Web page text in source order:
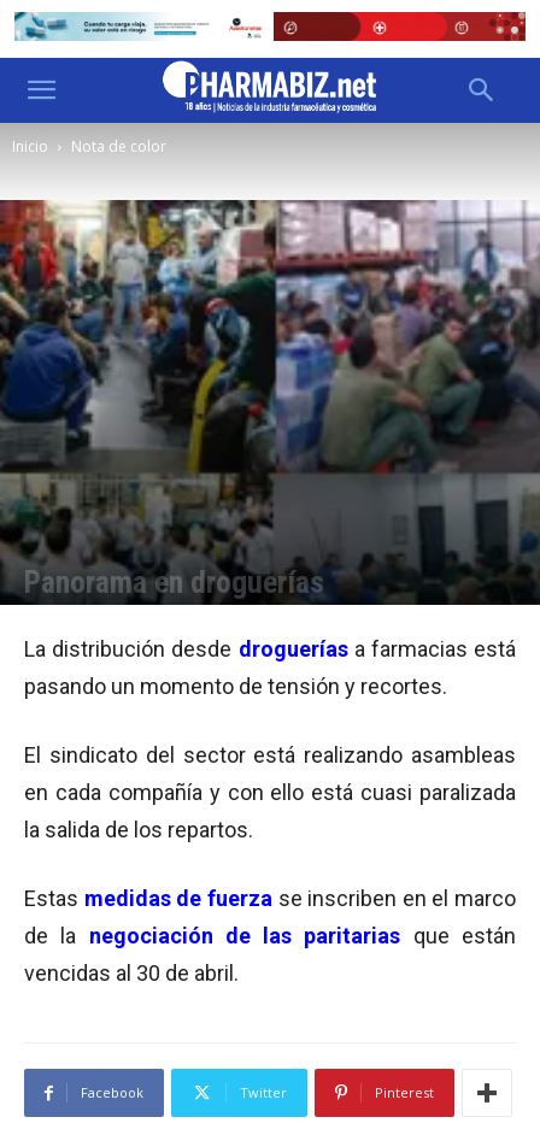
Inicio Nota de color
Panorama en droguerías
La distribución desde drogueríasa farmacias está
pasando un momento de tensión y recortes.
El sindicato del sector está realizando asambleas
en cada compañía y con ello está cuasi paralizada
la salida de los repartos.
Estas medidas de fuerza se inscriben en el marco
de la negociación de las paritarias que están
vencidas al 30 de abril.
Facebook Twitter Pinterest